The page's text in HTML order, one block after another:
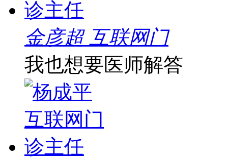
金彦超 互联网门
我也想要医师解答